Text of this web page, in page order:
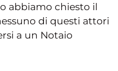
abbiamo chiesto il
di questi attori
a un Notaio